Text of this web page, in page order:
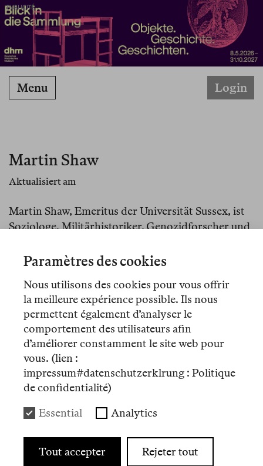
PUBLICITÉ
Menu Login
Martin Shaw
Aktualisiert am
Martin Shaw, Emeritus der Universität Sussex, ist
Soziologe, Militärhistoriker, Genozidforscher und
Intellectual and Political Challenges after Gaza
@martinshawx.
Artikel
Nº 19
Essais
of Genocide
Paramètres des cookies
Nous utilisons des cookies pour vous offrir
la meilleure expérience possible. Ils nous
permettent également d’analyser le
comportement des utilisateurs afin
d’améliorer constamment le site web pour
vous. (lien :
impressum#datenschutzerklrung : Politique
de confidentialité)
Essential Analytics
Tout accepter Rejeter tout